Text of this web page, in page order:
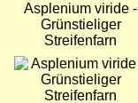
Asplenium viride -
Grünstieliger
Streifenfarn
Bild